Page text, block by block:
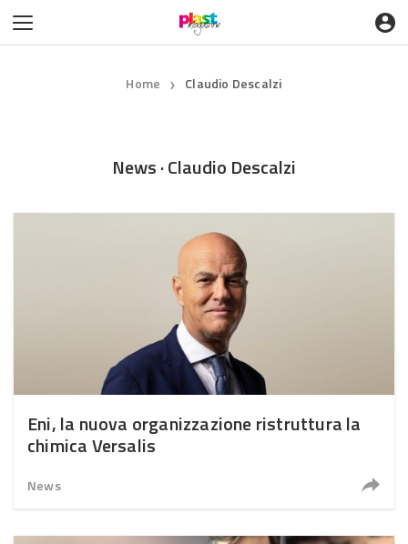
Home ❯ Claudio Descalzi
News · Claudio Descalzi
Eni, la nuova organizzazione ristruttura la
chimica Versalis
News